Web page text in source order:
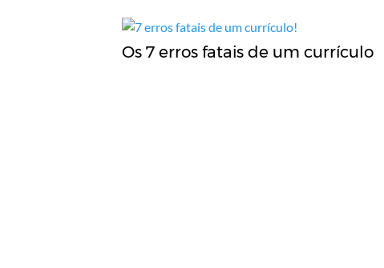
Os 7 erros fatais de um currículo